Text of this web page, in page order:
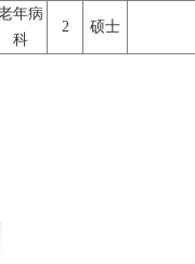
年病
科
2 硕士